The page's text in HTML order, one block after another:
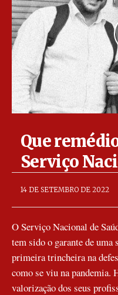
Que
Serviço
14 DE SETEMBRO DE 2022
O Serviço Nacional de
tem sido o garante de uma
primeira trincheira na
como se viu na pandemia.
valorização dos seus